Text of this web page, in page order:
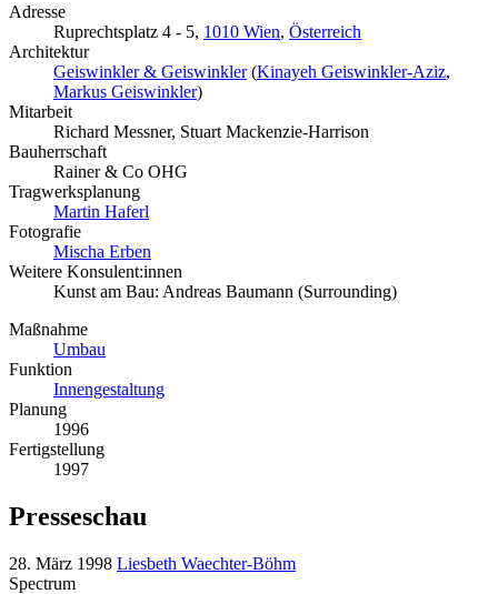
Adresse
Ruprechtsplatz 4 - 5, 1010 Wien, Österreich
Architektur
Geiswinkler & Geiswinkler(Kinayeh Geiswinkler-Aziz,
Markus Geiswinkler)
Mitarbeit
Richard Messner, Stuart Mackenzie-Harrison
Bauherrschaft
Rainer & Co OHG
Tragwerksplanung
Martin Haferl
Fotografie
Mischa Erben
Weitere Konsulent:innen
Kunst am Bau: Andreas Baumann (Surrounding)
Maßnahme
Umbau
Funktion
Innengestaltung
Planung
1996
Fertigstellung
1997
Presseschau
28. März 1998 Liesbeth Waechter-Böhm
Spectrum